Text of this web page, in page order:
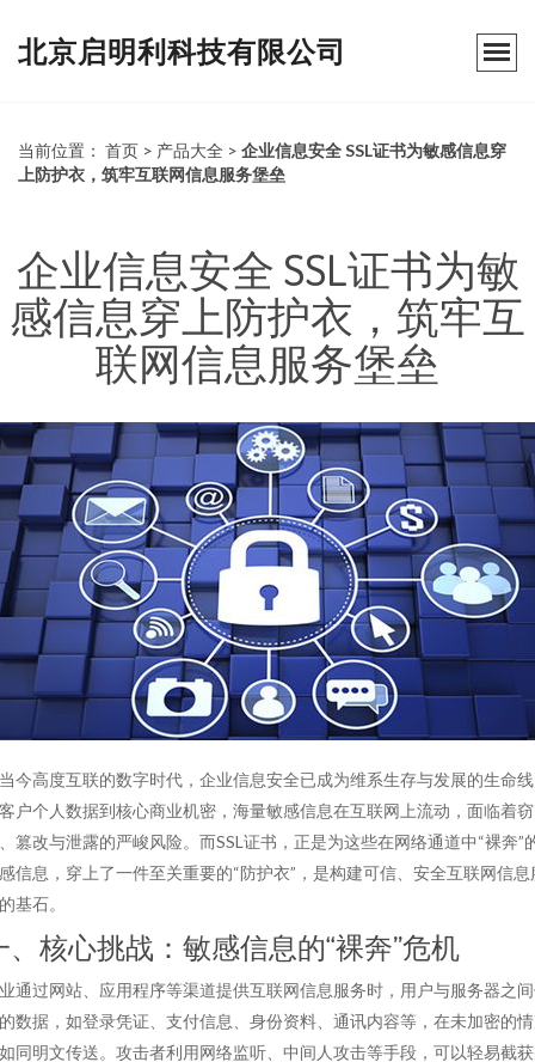
北京启明利科技有限公司
当前位置： 首页 > 产品大全 > 企业信息安全 SSL证书为敏感信息穿
上防护衣，筑牢互联网信息服务堡垒
企业信息安全 SSL证书为敏
感信息穿上防护衣，筑牢互
联网信息服务堡垒
今高度互联的数字时代，企业信息安全已成为维系生存与发展的生命
户个人数据到核心商业机密，海量敏感信息在互联网上流动，面临着窃
篡改与泄露的严峻风险。而SSL证书，正是为这些在网络通道中“裸奔”
信息，穿上了一件至关重要的“防护衣”，是构建可信、安全互联网信息
基石。
、核心挑战：敏感信息的“裸奔”危机
通过网站、应用程序等渠道提供互联网信息服务时，用户与服务器之
数据，如登录凭证、支付信息、身份资料、通讯内容等，在未加密的
同明文传送。攻击者利用网络监听、中间人攻击等手段，可以轻易截